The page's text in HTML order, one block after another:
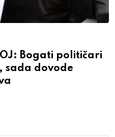
Bogati političari
sada dovode